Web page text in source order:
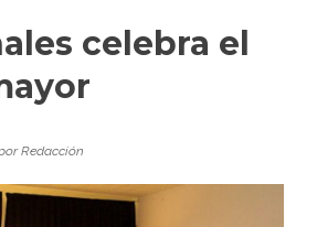
celebra el
Redacción